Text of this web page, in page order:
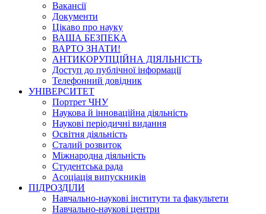
Вакансії
Документи
Цікаво про науку
ВАША БЕЗПЕКА
ВАРТО ЗНАТИ!
АНТИКОРУПЦІЙНА ДІЯЛЬНІСТЬ
Доступ до публічної інформації
Телефонний довідник
УНІВЕРСИТЕТ
Портрет ЧНУ
Наукова й інноваційна діяльність
Наукові періодичні видання
Освітня діяльність
Сталий розвиток
Міжнародна діяльність
Студентська рада
Асоціація випускників
ПІДРОЗДІЛИ
Навчально-наукові інститути та факультети
Навчально-наукові центри